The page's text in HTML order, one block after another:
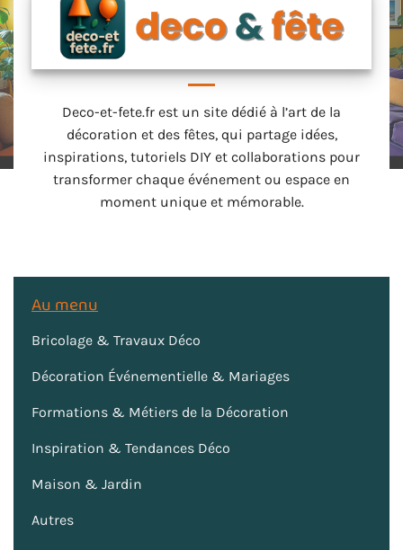
Deco-et-fete.fr est un site dédié à l’art de la
décoration et des fêtes, qui partage idées,
inspirations, tutoriels DIY et collaborations pour
transformer chaque événement ou espace en
moment unique et mémorable.
Au menu
Bricolage & Travaux Déco
Décoration Événementielle & Mariages
Formations & Métiers de la Décoration
Inspiration & Tendances Déco
Maison & Jardin
Autres